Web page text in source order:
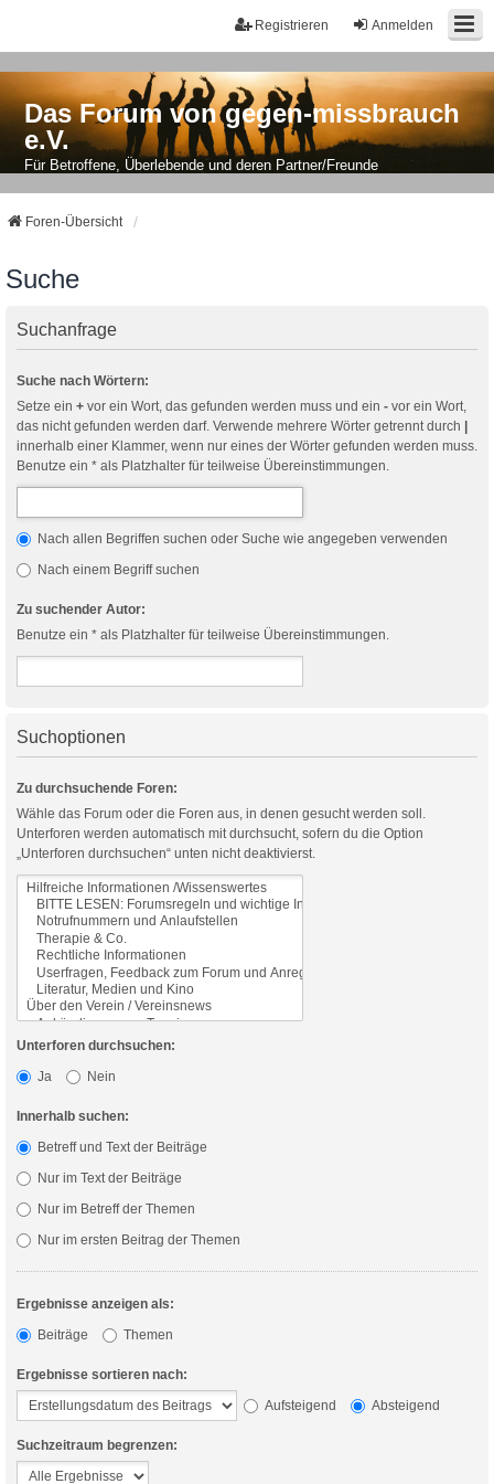
Anmelden
Registrieren
Das Forum von gegen-missbrauch
e.V.
Für Betroffene, Überlebende und deren Partner/Freunde
Foren-Übersicht
Suche
Suchanfrage
Suche nach Wörtern:
Setze ein + vor ein Wort, das gefunden werden muss und ein - vor ein Wort,
das nicht gefunden werden darf. Verwende mehrere Wörter getrennt durch |
innerhalb einer Klammer, wenn nur eines der Wörter gefunden werden muss.
Benutze ein * als Platzhalter für teilweise Übereinstimmungen.
Nach allen Begriffen suchen oder Suche wie angegeben verwenden
Nach einem Begriff suchen
Zu suchender Autor:
Benutze ein * als Platzhalter für teilweise Übereinstimmungen.
Suchoptionen
Zu durchsuchende Foren:
Wähle das Forum oder die Foren aus, in denen gesucht werden soll.
Unterforen werden automatisch mit durchsucht, sofern du die Option
„Unterforen durchsuchen“ unten nicht deaktivierst.
Unterforen durchsuchen:
Ja
Nein
Innerhalb suchen:
Betreff und Text der Beiträge
Nur im Text der Beiträge
Nur im Betreff der Themen
Nur im ersten Beitrag der Themen
Ergebnisse anzeigen als:
Beiträge
Themen
Ergebnisse sortieren nach:
Aufsteigend
Absteigend
Suchzeitraum begrenzen: